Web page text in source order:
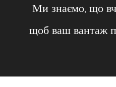
Ми знаємо, що
щоб ваш вантаж